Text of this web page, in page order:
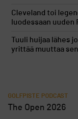
Cleveland toi
luodessaan uuden
Tuuli huijaa lähes
yrittää muuttaa sen
GOLFPISTE PODCAST
The Open 2026